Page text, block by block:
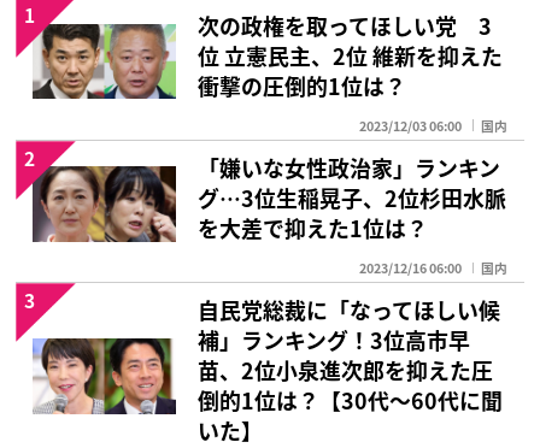
次の政権を取ってほしい党 3
位 立憲民主、2位 維新を抑えた
衝撃の圧倒的1位は？
2023/12/03 06:00 国内
1
「嫌いな女性政治家」ランキン
グ…3位生稲晃子、2位杉田水脈
を大差で抑えた1位は？
2023/12/16 06:00 国内
2
自民党総裁に「なってほしい候
補」ランキング！3位高市早
苗、2位小泉進次郎を抑えた圧
倒的1位は？【30代〜60代に聞
いた】
3